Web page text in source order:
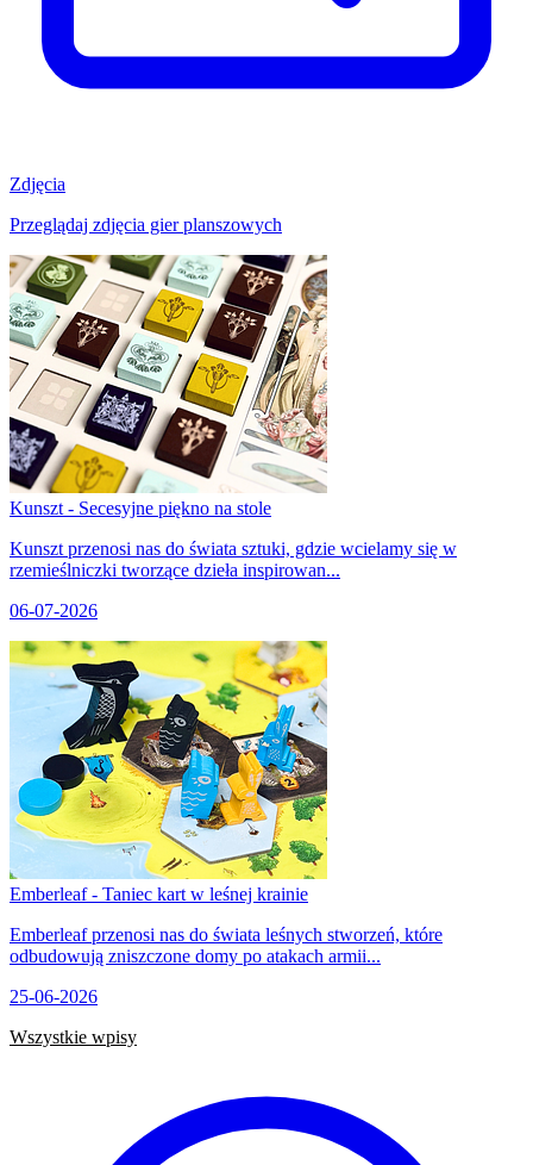
Zdjęcia
Przeglądaj zdjęcia gier planszowych
Kunszt - Secesyjne piękno na stole
Kunszt przenosi nas do świata sztuki, gdzie wcielamy się w
rzemieślniczki tworzące dzieła inspirowan...
06-07-2026
Emberleaf - Taniec kart w leśnej krainie
Emberleaf przenosi nas do świata leśnych stworzeń, które
odbudowują zniszczone domy po atakach armii...
25-06-2026
Wszystkie wpisy